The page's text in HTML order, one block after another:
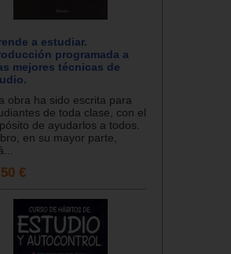
a estudiar.
programada a
mejores técnicas de
obra ha sido escrita para
de toda clase, con el
de ayudarlos a todos.
en su mayor parte,
€